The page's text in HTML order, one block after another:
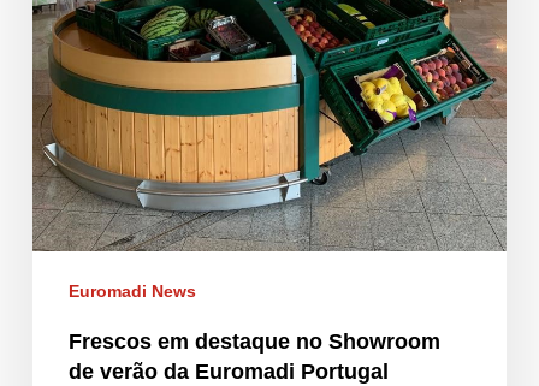
Euromadi News
Frescos em destaque no Showroom
de verão da Euromadi Portugal